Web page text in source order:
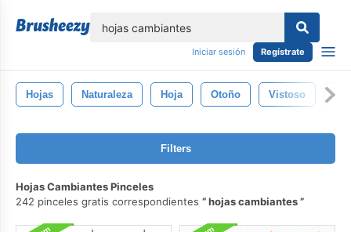
Iniciar sesión Regístrate
Hojas Naturaleza Hoja Otoño Vistoso
Filters
Hojas Cambiantes Pinceles
242 pinceles gratis correspondientes
hojas cambiantes